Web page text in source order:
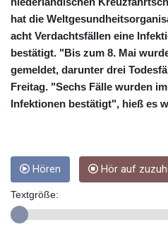
hat die
acht Verdachtsfällen eine
bestätigt. "Bis zum 8. Mai
gemeldet, darunter drei
Freitag. "Sechs Fälle wurden
Infektionen bestätigt", hieß es
Hören Hör auf
Textgröße: